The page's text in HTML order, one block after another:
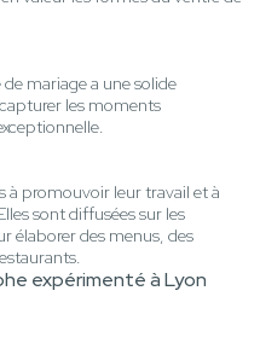
mariage a une solide
les moments
à promouvoir leur travail et à
sont diffusées sur les
élaborer des menus, des
expérimenté à Lyon